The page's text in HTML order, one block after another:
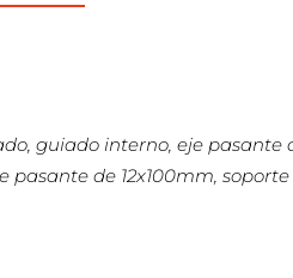
guiado interno, eje pasante
pasante de 12x100mm,